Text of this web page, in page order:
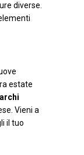
diverse.
estate
Vieni a
il tuo